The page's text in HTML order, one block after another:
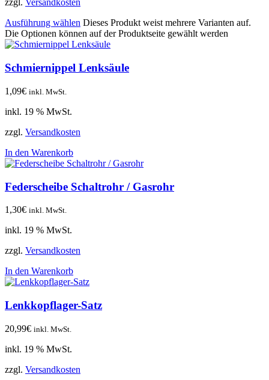
zzgl. Versandkosten
Ausführung wählen Dieses Produkt weist mehrere Varianten auf.
Die Optionen können auf der Produktseite gewählt werden
Schmiernippel Lenksäule
1,09€ inkl. MwSt.
inkl. 19 % MwSt.
zzgl. Versandkosten
In den Warenkorb
Federscheibe Schaltrohr / Gasrohr
1,30€ inkl. MwSt.
inkl. 19 % MwSt.
zzgl. Versandkosten
In den Warenkorb
Lenkkopflager-Satz
20,99€ inkl. MwSt.
inkl. 19 % MwSt.
zzgl. Versandkosten